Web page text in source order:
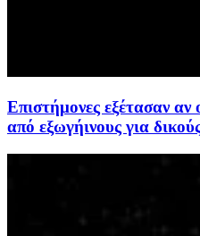
Επιστήμονες εξέτασαν αν
από εξωγήινους για